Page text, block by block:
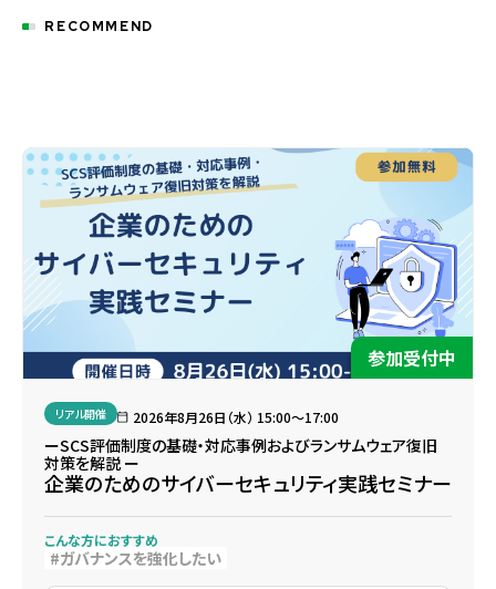
RECOMMEND
参加受付中
リアル開催 2026年8月26日（水） 15:00〜17:00
ーSCS評価制度の基礎・対応事例およびランサムウェア復旧
対策を解説 ー
企業のためのサイバーセキュリティ実践セミナー
こんな方におすすめ
ガバナンスを強化したい